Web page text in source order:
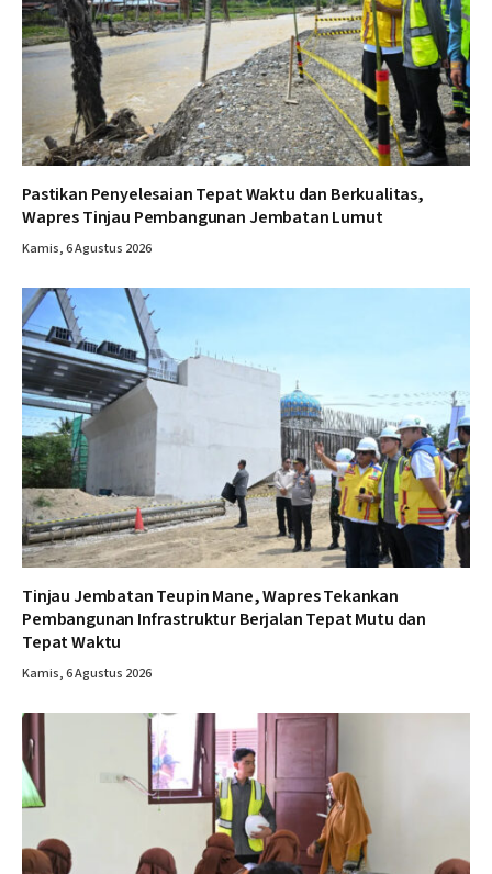
Pastikan Penyelesaian Tepat Waktu dan Berkualitas,
Wapres Tinjau Pembangunan Jembatan Lumut
Kamis, 6 Agustus 2026
Tinjau Jembatan Teupin Mane, Wapres Tekankan
Pembangunan Infrastruktur Berjalan Tepat Mutu dan
Tepat Waktu
Kamis, 6 Agustus 2026